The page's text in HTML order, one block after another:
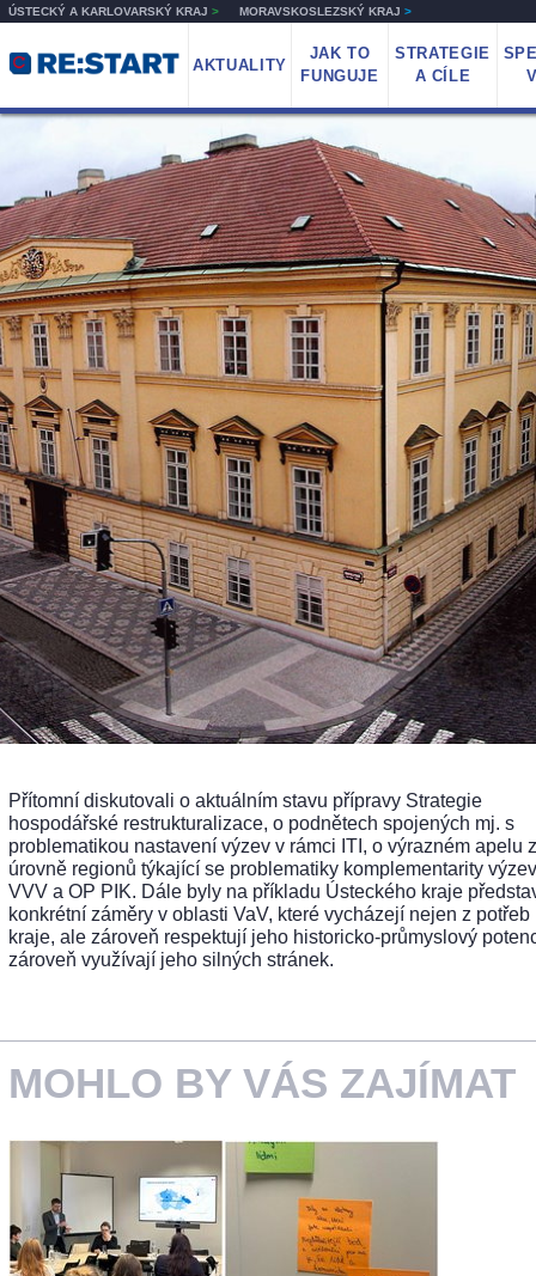
ÚSTECKÝ A KARLOVARSKÝ KRAJ > MORAVSKOSLEZSKÝ KRAJ >
AKTUALITY
JAK TO
FUNGUJE
STRATEGIE
A CÍLE
Přítomní diskutovali o aktuálním stavu přípravy Strategie
hospodářské restrukturalizace, o podnětech spojených mj. s
problematikou nastavení výzev v rámci ITI, o výrazném apelu z
úrovně regionů týkající se problematiky komplementarity
VVV a OP PIK. Dále byly na příkladu Ústeckého kraje
konkrétní záměry v oblasti VaV, které vycházejí nejen z potřeb
kraje, ale zároveň respektují jeho historicko-průmyslový
zároveň využívají jeho silných stránek.
MOHLO BY VÁS ZAJÍMAT